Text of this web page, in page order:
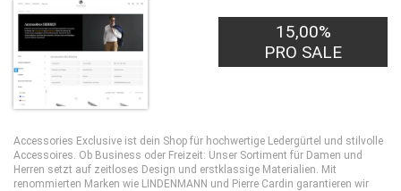
15,00%
PRO SALE
Accessories Exclusive ist dein Shop für hochwertige Ledergürtel und stilvolle
Accessoires. Ob Business oder Freizeit: Unser Sortiment für Damen und
Herren setzt auf zeitloses Design und erstklassige Materialien. Mit
renommierten Marken wie LINDENMANN und Pierre Cardin garantieren wir